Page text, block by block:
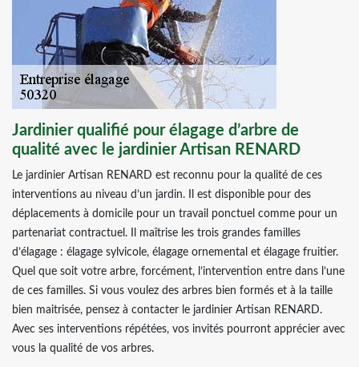
Jardinier qualifié pour élagage d’arbre de
qualité avec le jardinier Artisan RENARD
Le jardinier Artisan RENARD est reconnu pour la qualité de ces
interventions au niveau d’un jardin. Il est disponible pour des
déplacements à domicile pour un travail ponctuel comme pour un
partenariat contractuel. Il maîtrise les trois grandes familles
d’élagage : élagage sylvicole, élagage ornemental et élagage fruitier.
Quel que soit votre arbre, forcément, l’intervention entre dans l’une
de ces familles. Si vous voulez des arbres bien formés et à la taille
bien maitrisée, pensez à contacter le jardinier Artisan RENARD.
Avec ses interventions répétées, vos invités pourront apprécier avec
vous la qualité de vos arbres.